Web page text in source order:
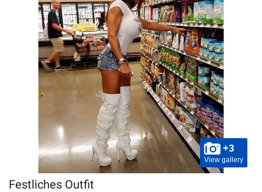
+3
View gallery
Festliches Outfit